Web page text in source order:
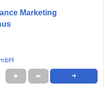
Marketing
★ ➦ ➜